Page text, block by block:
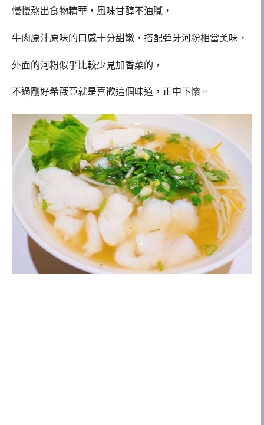
慢慢熬出食物精華，風味甘醇不油膩，
牛肉原汁原味的口感十分甜嫩，搭配彈牙河粉相當美味，
外面的河粉似乎比較少見加香菜的，
不過剛好希薇亞就是喜歡這個味道，正中下懷。